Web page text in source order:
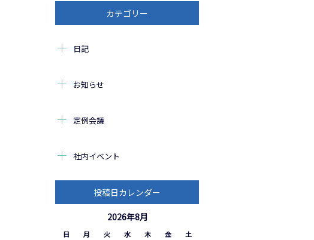
カテゴリー
日記
お知らせ
定例会議
社内イベント
投稿日カレンダー
2026年8月
日 月 火 水 木 金 土